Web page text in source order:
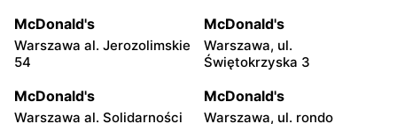
McDonald's
Warszawa al. Jerozolimskie
54
McDonald's
Warszawa, ul.
Świętokrzyska 3
McDonald's
Warszawa al. Solidarności
McDonald's
Warszawa, ul. rondo